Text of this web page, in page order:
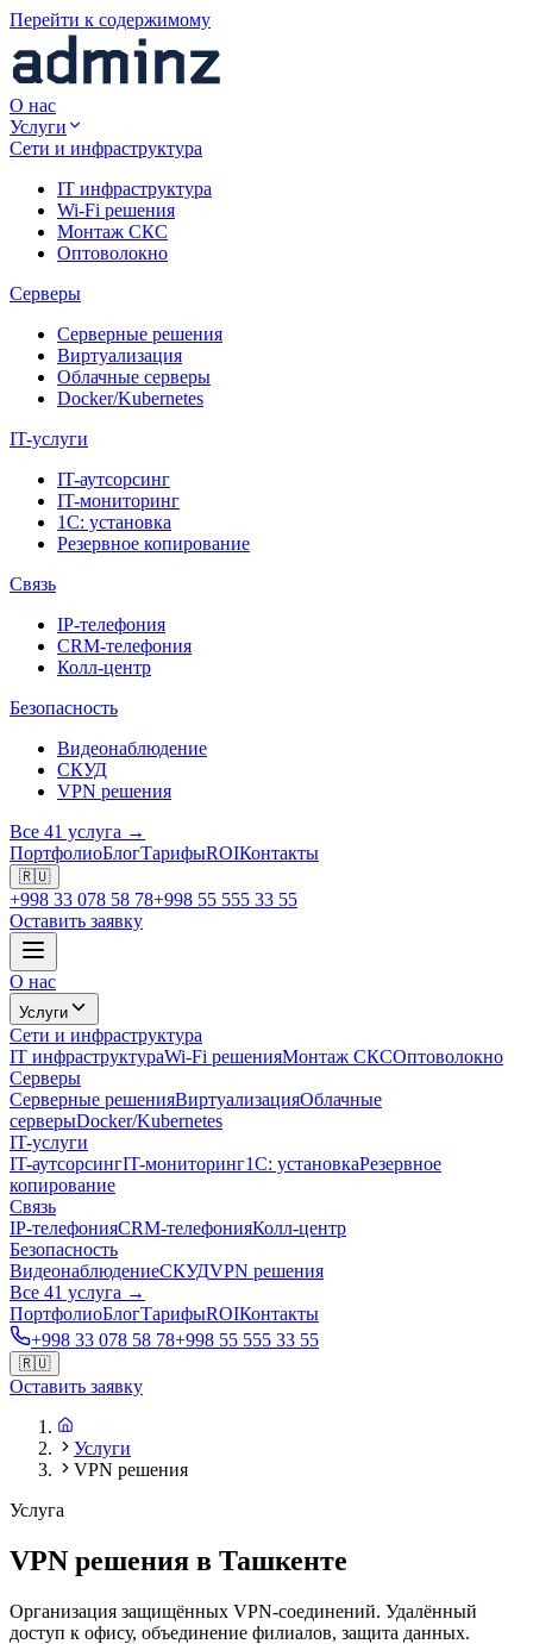
Перейти к содержимому
О нас
Услуги
Сети и инфраструктура
IT инфраструктура
Wi-Fi решения
Монтаж СКС
Оптоволокно
Серверы
Серверные решения
Виртуализация
Облачные серверы
Docker/Kubernetes
IT-услуги
IT-аутсорсинг
IT-мониторинг
1С: установка
Резервное копирование
Связь
IP-телефония
CRM-телефония
Колл-центр
Безопасность
Видеонаблюдение
СКУД
VPN решения
Все 41 услуга →
ПортфолиоБлогТарифыROIКонтакты
🇷🇺
+998 33 078 58 78+998 55 555 33 55
Оставить заявку
О нас
Услуги
Сети и инфраструктура
IT инфраструктураWi-Fi решенияМонтаж СКСОптоволокно
Серверы
Серверные решенияВиртуализацияОблачные
серверыDocker/Kubernetes
IT-услуги
IT-аутсорсингIT-мониторинг1С: установкаРезервное
копирование
Связь
IP-телефонияCRM-телефонияКолл-центр
Безопасность
ВидеонаблюдениеСКУДVPN решения
Все 41 услуга →
ПортфолиоБлогТарифыROIКонтакты
+998 33 078 58 78+998 55 555 33 55
🇷🇺
Оставить заявку
Услуги
VPN решения
Услуга
VPN решения в Ташкенте
Организация защищённых VPN-соединений. Удалённый
доступ к офису, объединение филиалов, защита данных.